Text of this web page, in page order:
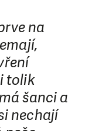
na
tolik
šanci a
nechají